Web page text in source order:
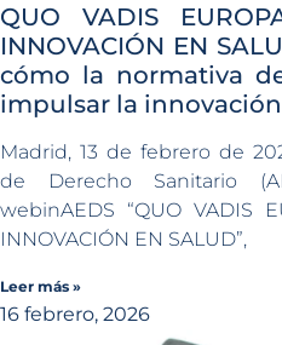
QUO VADIS
INNOVACIÓN EN
cómo la normativa
impulsar la
Madrid, 13 de febrero de
de Derecho Sanitario
webinAEDS “QUO VADIS
INNOVACIÓN EN SALUD”,
Leer más »
16 febrero, 2026